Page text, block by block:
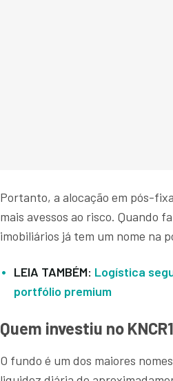
Portanto, a alocação em pós-
mais avessos ao risco. Quando
imobiliários já tem um nome na
LEIA TAMBÉM: Logística
portfólio premium
Quem investiu no
O fundo é um dos maiores